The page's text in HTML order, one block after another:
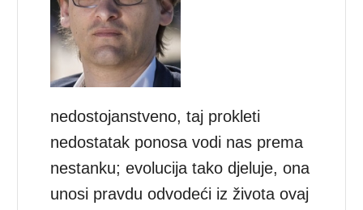
nedostojanstveno, taj prokleti
nedostatak ponosa vodi nas prema
nestanku; evolucija tako djeluje, ona
unosi pravdu odvodeći iz života ovaj